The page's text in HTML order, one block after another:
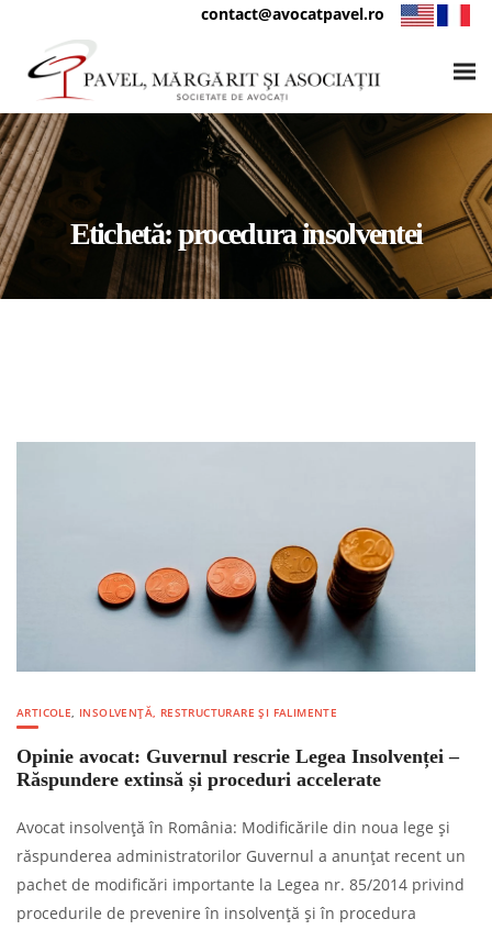
contact@avocatpavel.ro
Etichetă:procedura insolventei
ARTICOLE, INSOLVENȚĂ, RESTRUCTURARE ȘI FALIMENTE
Opinie avocat: Guvernul rescrie Legea Insolvenței –
Răspundere extinsă și proceduri accelerate
Avocat insolvență în România: Modificările din noua lege și
răspunderea administratorilor Guvernul a anunțat recent un
pachet de modificări importante la Legea nr. 85/2014 privind
procedurile de prevenire în insolvență și în procedura